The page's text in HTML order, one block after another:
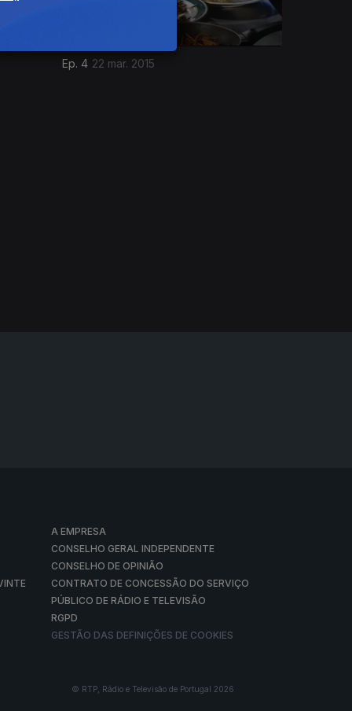
Ep. 4 22 mar. 2015
A EMPRESA
CONSELHO GERAL INDEPENDENTE
CONSELHO DE OPINIÃO
CONTRATO DE CONCESSÃO DO SERVIÇO
PÚBLICO DE RÁDIO E TELEVISÃO
RGPD
GESTÃO DAS DEFINIÇÕES DE COOKIES
© RTP, Rádio e Televisão de Portugal 2026